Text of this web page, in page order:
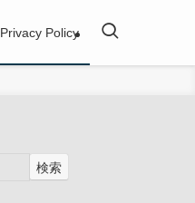
Privacy Policy
検索